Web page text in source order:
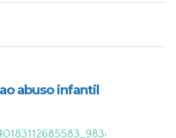
abuso infantil